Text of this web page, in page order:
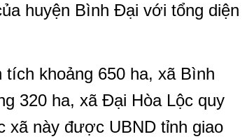
huyện Bình Đại với tổng diện
khoảng 650 ha, xã Bình
320 ha, xã Đại Hòa Lộc quy
xã này được UBND tỉnh giao